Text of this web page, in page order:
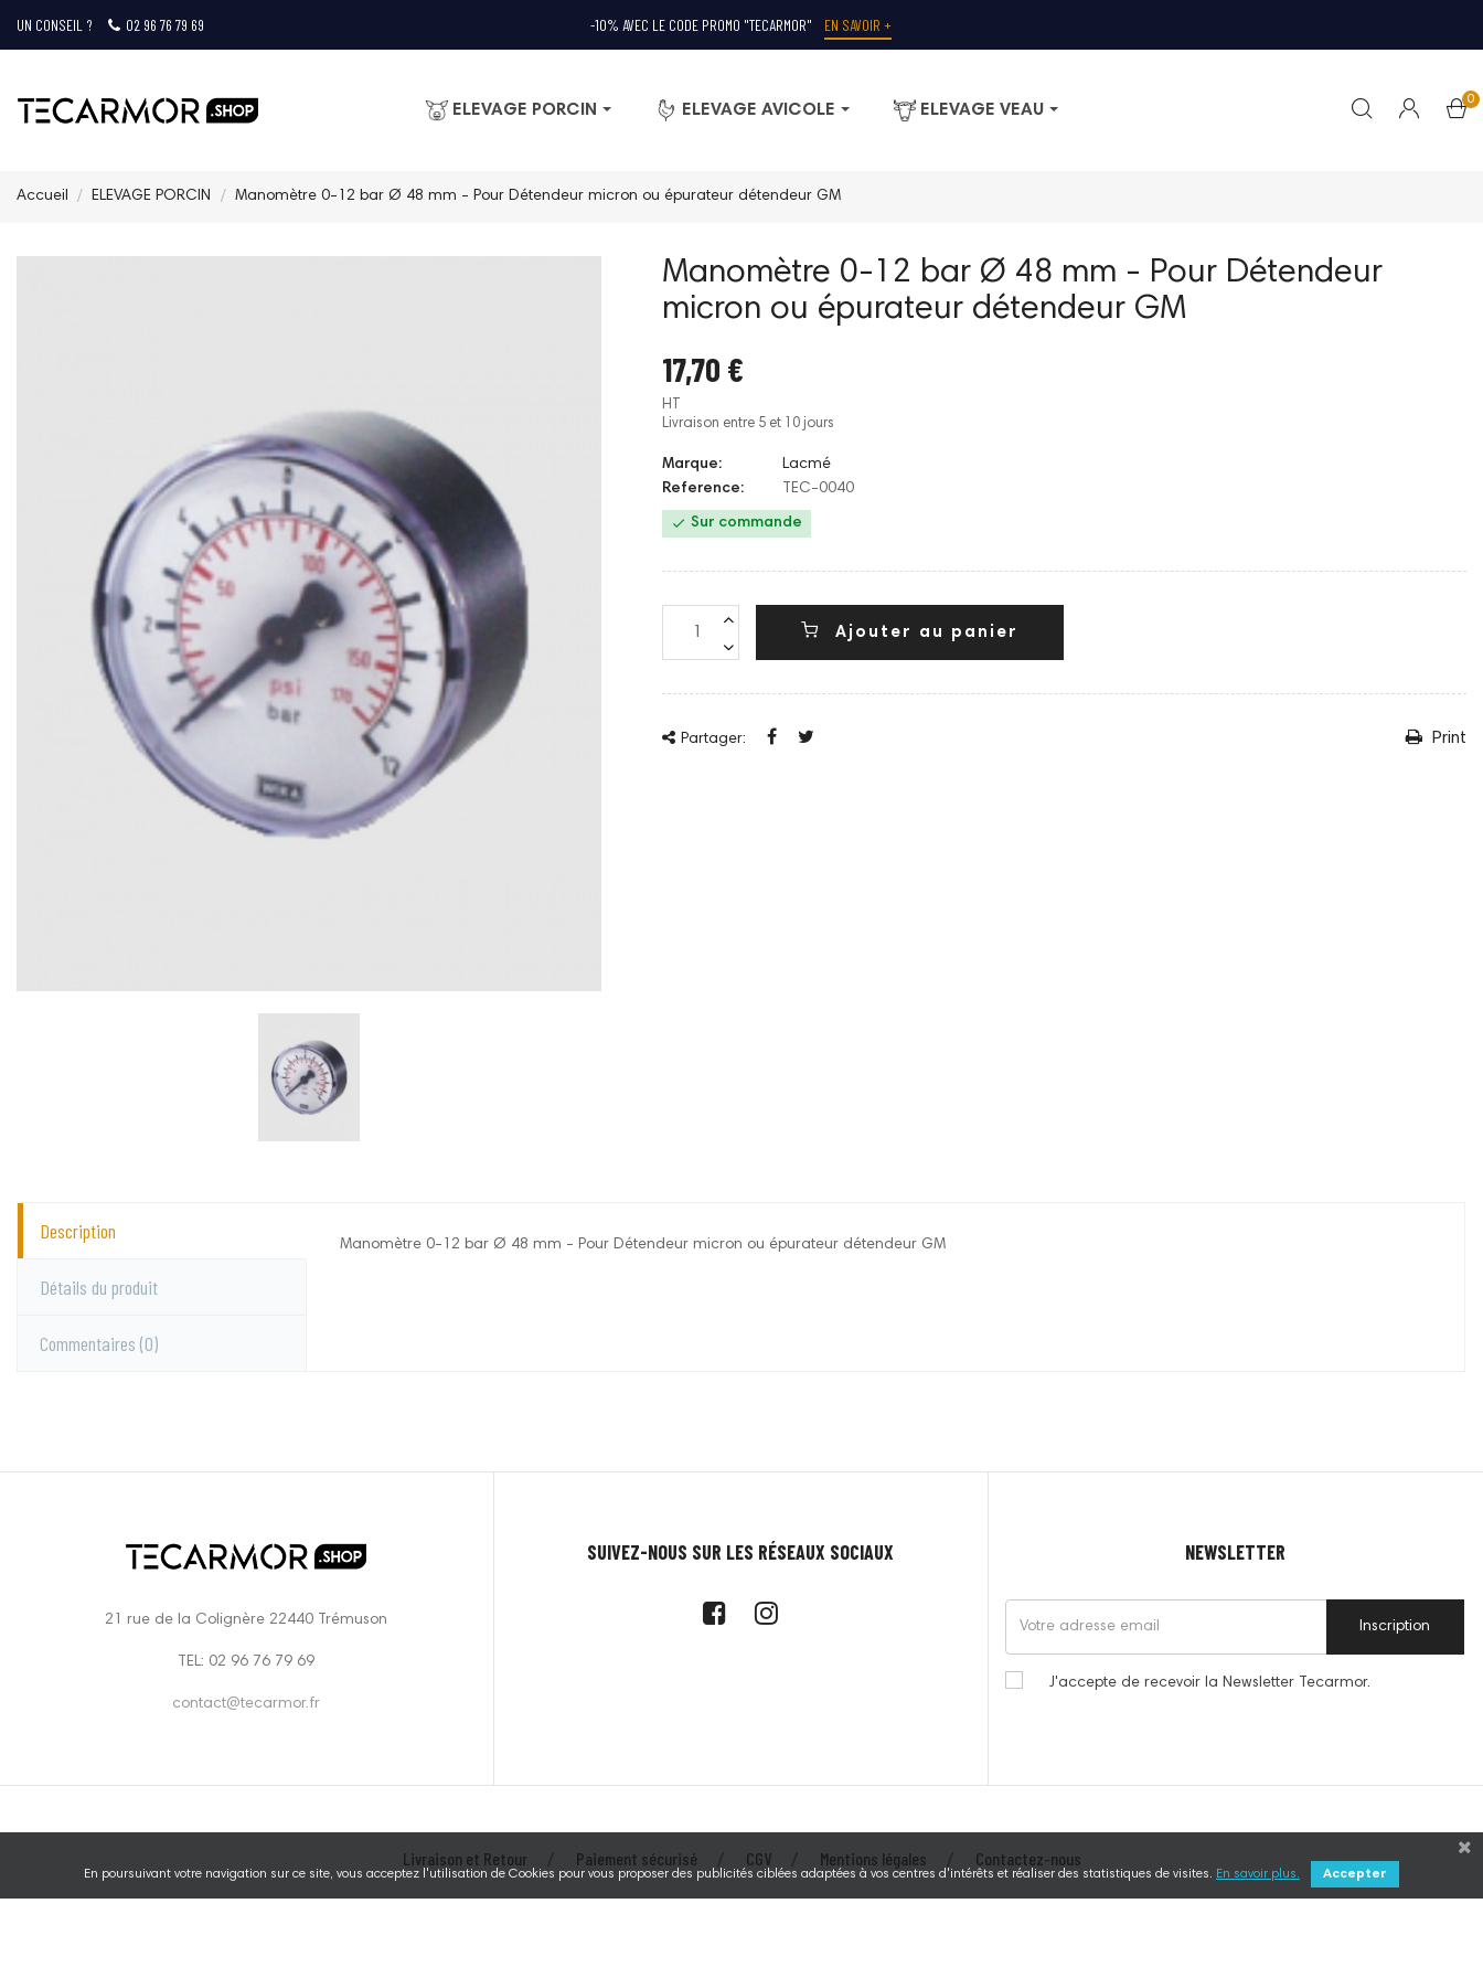
UN CONSEIL ? 02 96 76 79 69 -10% AVEC LE CODE PROMO "TECARMOR" EN SAVOIR +
ELEVAGE PORCIN ELEVAGE AVICOLE ELEVAGE VEAU
0
Accueil ELEVAGE PORCIN Manomètre 0-12 bar Ø 48 mm - Pour Détendeur micron ou épurateur détendeur GM
Manomètre 0-12 bar Ø 48 mm - Pour Détendeur
micron ou épurateur détendeur GM
17,70 €
HT
Livraison entre 5 et 10 jours
Marque:
Lacmé
Reference:
TEC-0040
 Sur commande
Ajouter au panier
Partager: Print
Description
Détails du produit
Commentaires (0)
Manomètre 0-12 bar Ø 48 mm - Pour Détendeur micron ou épurateur détendeur GM
21 rue de la Colignère 22440 Trémuson
TEL: 02 96 76 79 69
contact@tecarmor.fr
SUIVEZ-NOUS SUR LES RÉSEAUX SOCIAUX NEWSLETTER
Inscription
J'accepte de recevoir la Newsletter Tecarmor.
Livraison et Retour Paiement sécurisé CGV Mentions légales Contactez-nous
En poursuivant votre navigation sur ce site, vous acceptez l'utilisation de Cookies pour vous proposer des publicités ciblées adaptées à vos centres d'intérêts et réaliser des statistiques de visites. En savoir plus. Accepter